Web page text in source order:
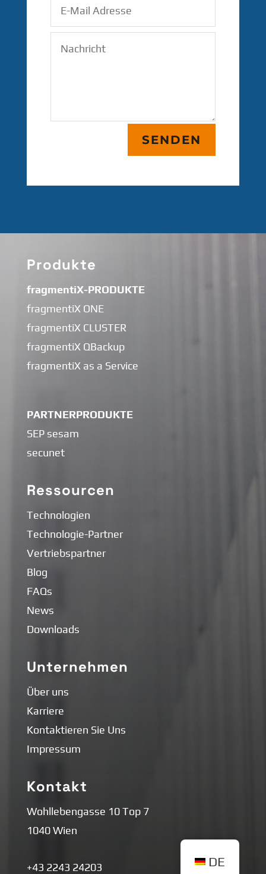
SENDEN
Produkte
fragmentiX-PRODUKTE
fragmentiX ONE
fragmentiX CLUSTER
fragmentiX QBackup
fragmentiX as a Service
PARTNERPRODUKTE
SEP sesam
secunet
Ressourcen
Technologien
Technologie-Partner
Vertriebspartner
Blog
FAQs
News
Downloads
Unternehmen
Über uns
Karriere
Kontaktieren Sie Uns
Impressum
Kontakt
Wohllebengasse 10 Top 7
1040 Wien
+43 2243 24203 DE